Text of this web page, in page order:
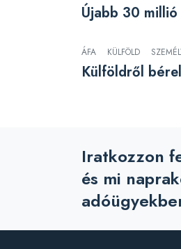
Újabb 30
ÁFA KÜLFÖLD
Külföldről
Iratkozzon
és mi